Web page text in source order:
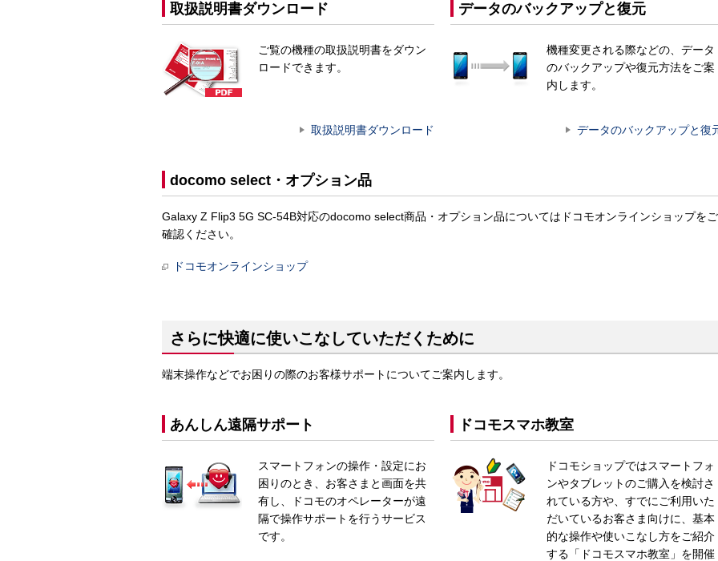
取扱説明書ダウンロード
ご覧の機種の取扱説明書をダウン
ロードできます。
取扱説明書ダウンロード
データのバックアップと復元
機種変更される際などの、データ
のバックアップや復元方法をご案
内します。
データのバックアップと復
docomo select・オプション品
Galaxy Z Flip3 5G SC-54B対応のdocomo select商品・オプション品についてはドコモオンラインショップをご
確認ください。
ドコモオンラインショップ
さらに快適に使いこなしていただくために
端末操作などでお困りの際のお客様サポートについてご案内します。
あんしん遠隔サポート
スマートフォンの操作・設定にお
困りのとき、お客さまと画面を共
有し、ドコモのオペレーターが遠
隔で操作サポートを行うサービス
です。
ドコモスマホ教室
ドコモショップではスマートフォ
ンやタブレットのご購入を検討さ
れている方や、すでにご利用いた
だいているお客さま向けに、基本
的な操作や使いこなし方をご紹介
する「ドコモスマホ教室」を開催